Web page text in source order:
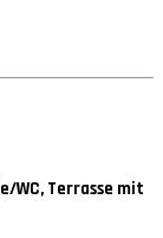
WC, Terrasse mit